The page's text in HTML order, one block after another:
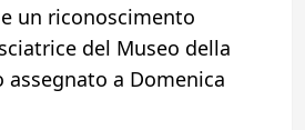
un riconoscimento
del Museo della
assegnato a Domenica